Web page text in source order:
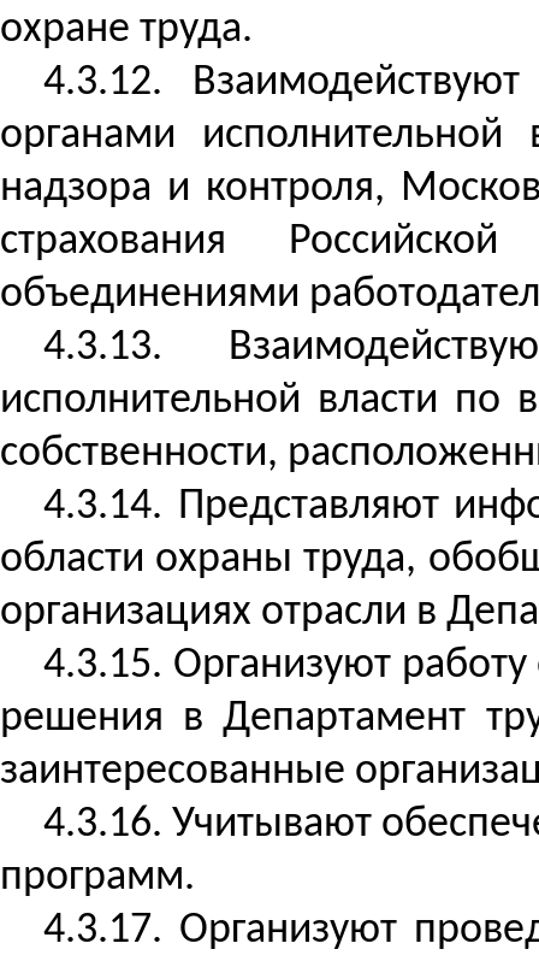
охране труда.
4.3.12.
органами исполнительной
надзора и контроля,
страхования
объединениями
4.3.13.
исполнительной власти по
собственности,
4.3.14. Представляют
области охраны труда,
организациях отрасли в
4.3.15. Организуют
решения в Департамент
заинтересованные
4.3.16. Учитывают
программ.
4.3.17. Организуют